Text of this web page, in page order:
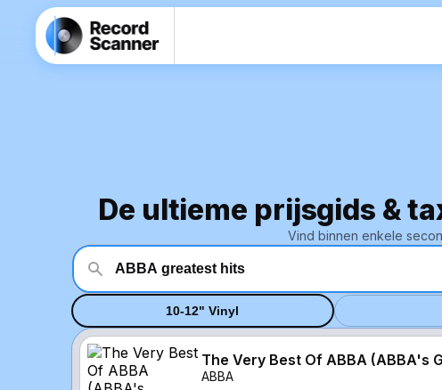
De ultieme prijsgids &
Vind binnen enkele
10-12" Vinyl
The Very Best Of ABBA (ABBA's
ABBA